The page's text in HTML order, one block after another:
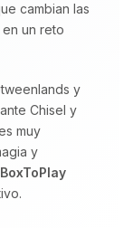
cambian las
un reto
y
Chisel y
muy
y
BoxToPlay